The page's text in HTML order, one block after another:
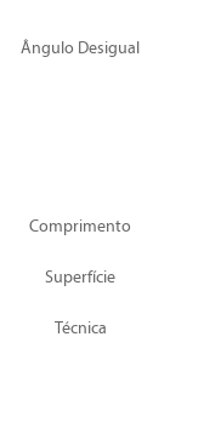
Ângulo Desigual
Comprimento
Superfície
Técnica